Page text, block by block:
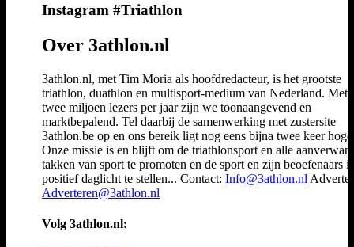
Instagram #Triathlon
Over 3athlon.nl
3athlon.nl, met Tim Moria als hoofdredacteur, is het grootste
triathlon, duathlon en multisport-medium van Nederland. Met
twee miljoen lezers per jaar zijn we toonaangevend en
marktbepalend. Tel daarbij de samenwerking met zustersite
3athlon.be op en ons bereik ligt nog eens bijna twee keer
Onze missie is en blijft om de triathlonsport en alle
takken van sport te promoten en de sport en zijn beoefenaars
positief daglicht te stellen... Contact: Info@3athlon.nl
Adverteren@3athlon.nl
Volg 3athlon.nl: